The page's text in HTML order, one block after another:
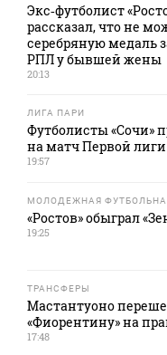
Экс‑футболист
рассказал, что не
серебряную медаль
РПЛ у бывшей жены
20:13
ЛИГА ПАРИ
Футболисты «Сочи»
на матч Первой лиги
19:57
МОЛОДЕЖНАЯ
«Ростов» обыграл
19:25
ТРАНСФЕРЫ
Мастантуоно
«Фиорентину» на
17:48